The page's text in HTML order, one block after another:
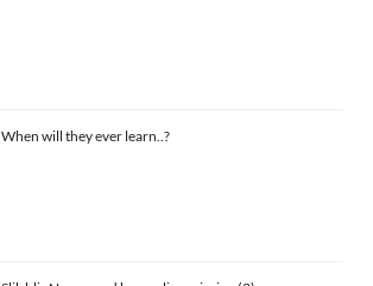
When will they ever learn..?